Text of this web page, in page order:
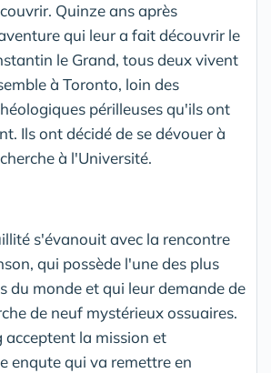
Quinze ans après
qui leur a fait découvrir le
le Grand, tous deux vivent
à Toronto, loin des
périlleuses qu'ils ont
Ils ont décidé de se dévouer à
à l'Université.
s'évanouit avec la rencontre
qui possède l'une des plus
du monde et qui leur demande de
de neuf mystérieux ossuaires.
la mission et
enqute qui va remettre en